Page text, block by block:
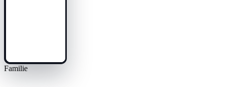
Familie